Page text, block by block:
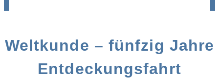
Weltkunde – fünfzig Jahre
Entdeckungsfahrt